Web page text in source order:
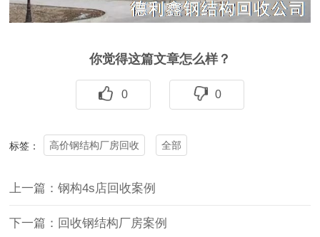
你觉得这篇文章怎么样？
0 0
标签： 高价钢结构厂房回收 全部
上一篇：钢构4s店回收案例
下一篇：回收钢结构厂房案例